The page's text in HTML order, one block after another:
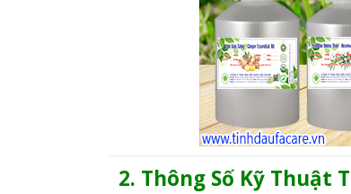
2. Thông Số Kỹ Thuật